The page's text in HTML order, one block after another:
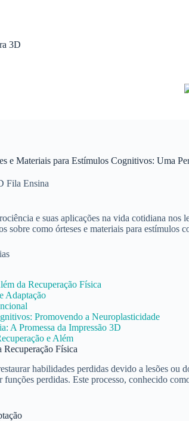
3D
e Materiais para Estímulos Cognitivos: Uma
Fila Ensina
e suas aplicações na vida cotidiana
sobre como órteses e materiais para estímulos
da Recuperação Física
Adaptação
Promovendo a Neuroplasticidade
A Promessa da Impressão 3D
e Além
Física
habilidades perdidas devido a lesões ou
perdidas. Este processo, conhecido